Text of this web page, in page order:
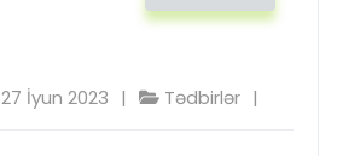
27 İyun 2023 Tədbirlər